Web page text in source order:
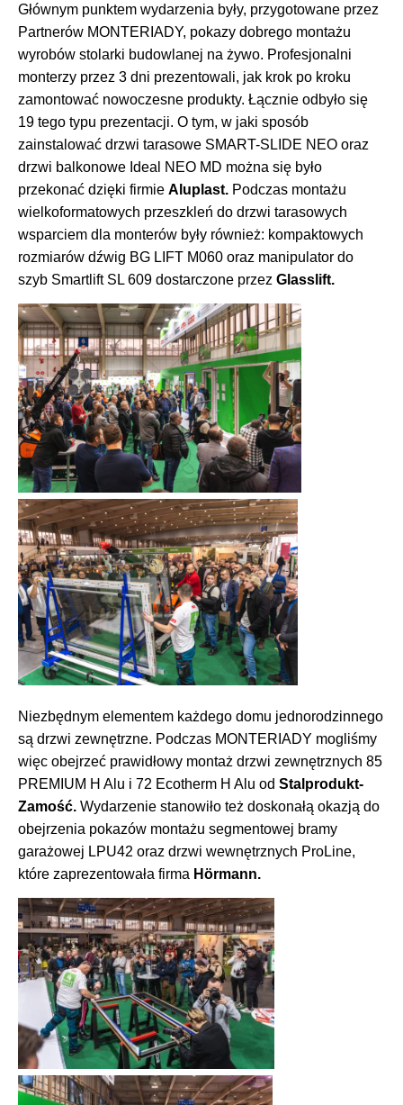
Głównym punktem wydarzenia były, przygotowane przez
Partnerów MONTERIADY, pokazy dobrego montażu
wyrobów stolarki budowlanej na żywo. Profesjonalni
monterzy przez 3 dni prezentowali, jak krok po kroku
zamontować nowoczesne produkty. Łącznie odbyło się
19 tego typu prezentacji. O tym, w jaki sposób
zainstalować drzwi tarasowe SMART-SLIDE NEO oraz
drzwi balkonowe Ideal NEO MD można się było
przekonać dzięki firmie Aluplast. Podczas montażu
wielkoformatowych przeszkleń do drzwi tarasowych
wsparciem dla monterów były również: kompaktowych
rozmiarów dźwig BG LIFT M060 oraz manipulator do
szyb Smartlift SL 609 dostarczone przez Glasslift.
Niezbędnym elementem każdego domu jednorodzinnego
są drzwi zewnętrzne. Podczas MONTERIADY mogliśmy
więc obejrzeć prawidłowy montaż drzwi zewnętrznych 85
PREMIUM H Alu i 72 Ecotherm H Alu od Stalprodukt-
Zamość. Wydarzenie stanowiło też doskonałą okazją do
obejrzenia pokazów montażu segmentowej bramy
garażowej LPU42 oraz drzwi wewnętrznych ProLine,
które zaprezentowała firma Hörmann.